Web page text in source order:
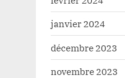
janvier 2024
décembre 2023
novembre 2023